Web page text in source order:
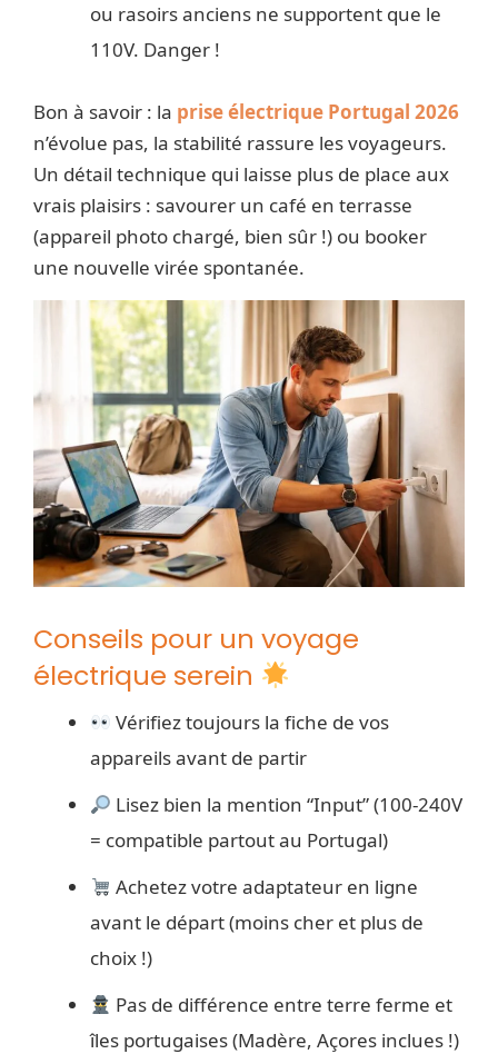
ou rasoirs anciens ne supportent que le
110V. Danger !
Bon à savoir : la prise électrique Portugal 2026
n’évolue pas, la stabilité rassure les voyageurs.
Un détail technique qui laisse plus de place aux
vrais plaisirs : savourer un café en terrasse
(appareil photo chargé, bien sûr !) ou booker
une nouvelle virée spontanée.
Conseils pour un voyage
électrique serein
Vérifiez toujours la fiche de vos
appareils avant de partir
Lisez bien la mention “Input” (100-240V
= compatible partout au Portugal)
Achetez votre adaptateur en ligne
avant le départ (moins cher et plus de
choix !)
Pas de différence entre terre ferme et
îles portugaises (Madère, Açores inclues !)